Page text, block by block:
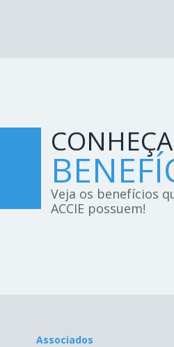
Veja os benefícios
ACCIE possuem!
Associados